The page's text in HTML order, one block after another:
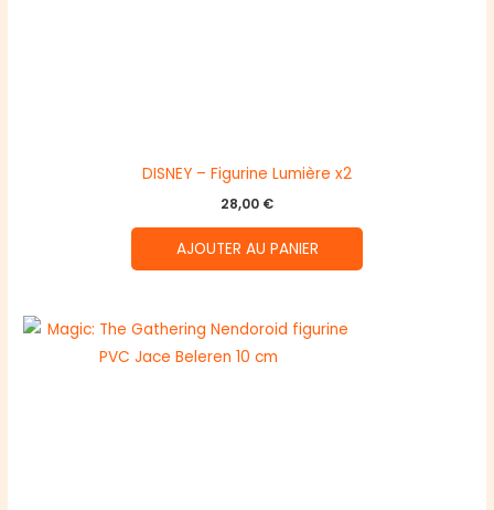
DISNEY – Figurine Lumière x2
28,00 €
AJOUTER AU PANIER